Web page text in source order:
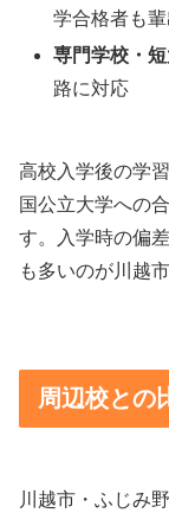
学合格者も輩
専門学校・
路に対応
高校入学後の学
国公立大学への
す。入学時の偏
も多いのが川越
周辺校との
川越市・ふじみ